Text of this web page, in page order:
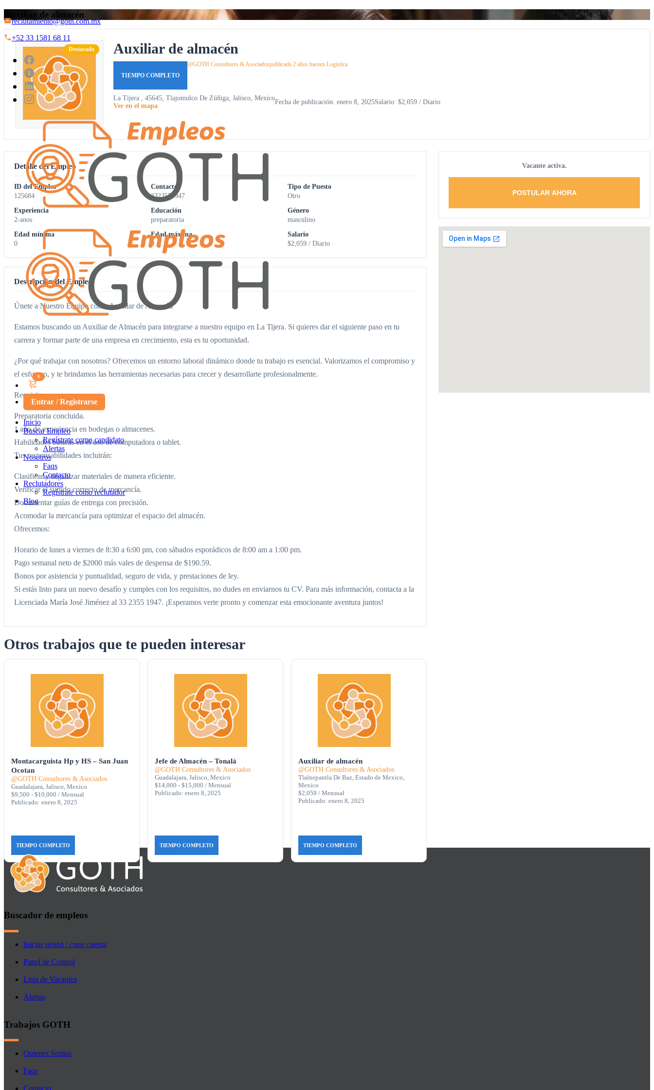
reclutamiento@goth.com.mx
+52 33 1581 68 11
0
Entrar / Registrarse
Inicio
Buscar Empleo
Regístrate como candidato
Alertas
Nosotros
Faqs
Contacto
Reclutadores
Regístrate como reclutador
Blog
Auxiliar de almacén
Destacado Auxiliar de almacén
TIEMPO COMPLETO
@GOTH Consultores & Asociadospublicada 2 años haceen Logística
La Tijera , 45645, Tlajomulco De Zúñiga, Jalisco, Mexico
Ver en el mapa
Fecha de publicación: enero 8, 2025Salario: $2,059 / Diario
Detalle del Empleo
ID del Empleo
125684
Contacto
3323551947
Tipo de Puesto
Otro
Experiencia
2-anos
Educación
preparatoria
Género
masculino
Edad mínima
0
Edad máxima
0
Salario
$2,059 / Diario
Descripción del Empleo
Únete a Nuestro Equipo como Auxiliar de Almacén
Estamos buscando un Auxiliar de Almacén para integrarse a nuestro equipo en La Tijera. Si quieres dar el siguiente paso en tu
carrera y formar parte de una empresa en crecimiento, esta es tu oportunidad.
¿Por qué trabajar con nosotros? Ofrecemos un entorno laboral dinámico donde tu trabajo es esencial. Valorizamos el compromiso y
el esfuerzo, y te brindamos las herramientas necesarias para crecer y desarrollarte profesionalmente.
Requisitos:
Preparatoria concluida.
1 año de experiencia en bodegas o almacenes.
Habilidades básicas en el uso de computadora o tablet.
Tus responsabilidades incluirán:
Clasificar y organizar materiales de manera eficiente.
Verificar el surtido correcto de mercancía.
Documentar guías de entrega con precisión.
Acomodar la mercancía para optimizar el espacio del almacén.
Ofrecemos:
Horario de lunes a viernes de 8:30 a 6:00 pm, con sábados esporádicos de 8:00 am a 1:00 pm.
Pago semanal neto de $2000 más vales de despensa de $190.59.
Bonos por asistencia y puntualidad, seguro de vida, y prestaciones de ley.
Si estás listo para un nuevo desafío y cumples con los requisitos, no dudes en enviarnos tu CV. Para más información, contacta a la
Licenciada María José Jiménez al 33 2355 1947. ¡Esperamos verte pronto y comenzar esta emocionante aventura juntos!
Otros trabajos que te pueden interesar
Montacarguista Hp y HS – San Juan
Ocotan
@GOTH Consultores & Asociados
Guadalajara, Jalisco, Mexico
$9,500 - $10,000 / Mensual
Publicado: enero 8, 2025
TIEMPO COMPLETO
Jefe de Almacén – Tonalá
@GOTH Consultores & Asociados
Guadalajara, Jalisco, Mexico
$14,000 - $15,000 / Mensual
Publicado: enero 8, 2025
TIEMPO COMPLETO
Auxiliar de almacén
@GOTH Consultores & Asociados
Tlalnepantla De Baz, Estado de Mexico,
Mexico
$2,059 / Mensual
Publicado: enero 8, 2025
TIEMPO COMPLETO
Vacante activa.
POSTULAR AHORA
Buscador de empleos
Iniciar sesión / crear cuenta
Panel de Control
Lista de Vacantes
Alertas
Trabajos GOTH
Quienes Somos
Faqs